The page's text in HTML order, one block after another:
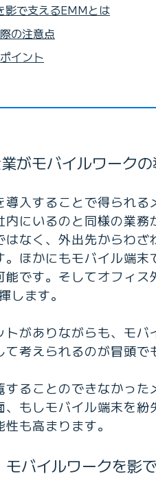
影で支えるEMMとは
の注意点
イント
がモバイルワーク
入することで得られ
内にいるのと同様の業
なく、外出先からわ
ほかにもモバイル端
能です。そしてオフィ
します。
トがありながらも、モ
考えられるのが冒頭で
することのできなかっ
もしモバイル端末を
も高まります。
モバイルワークを影